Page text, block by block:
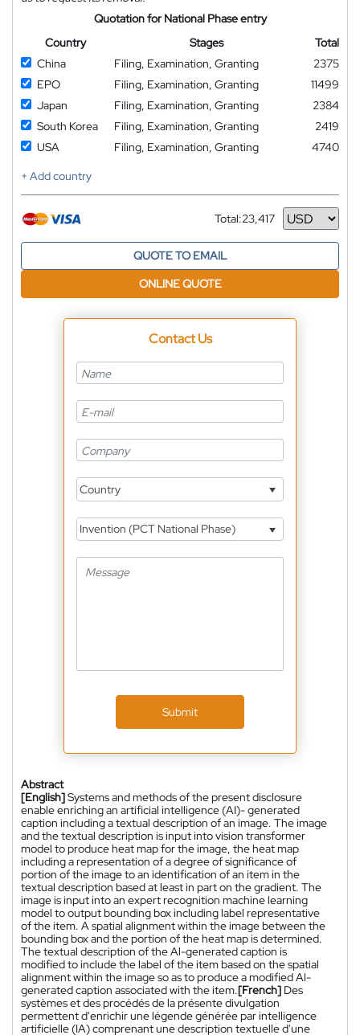
Quotation for National Phase entry
Country
Stages
Total
China
Filing, Examination, Granting
2375
EPO
Filing, Examination, Granting
11499
Japan
Filing, Examination, Granting
2384
South Korea
Filing, Examination, Granting
2419
USA
Filing, Examination, Granting
4740
+ Add country
Total:23,417
Currency
QUOTE TO EMAIL
ONLINE QUOTE
Contact Us
Country
Invention (PCT National Phase)
Submit
Abstract
[English]Systems and methods of the present disclosure
enable enriching an artificial intelligence (AI)- generated
caption including a textual description of an image. The image
and the textual description is input into vision transformer
model to produce heat map for the image, the heat map
including a representation of a degree of significance of
portion of the image to an identification of an item in the
textual description based at least in part on the gradient. The
image is input into an expert recognition machine learning
model to output bounding box including label representative
of the item. A spatial alignment within the image between the
bounding box and the portion of the heat map is determined.
The textual description of the Al-generated caption is
modified to include the label of the item based on the spatial
alignment within the image so as to produce a modified Al-
generated caption associated with the item.[French] Des
systèmes et des procédés de la présente divulgation
permettent d'enrichir une légende générée par intelligence
artificielle (IA) comprenant une description textuelle d'une